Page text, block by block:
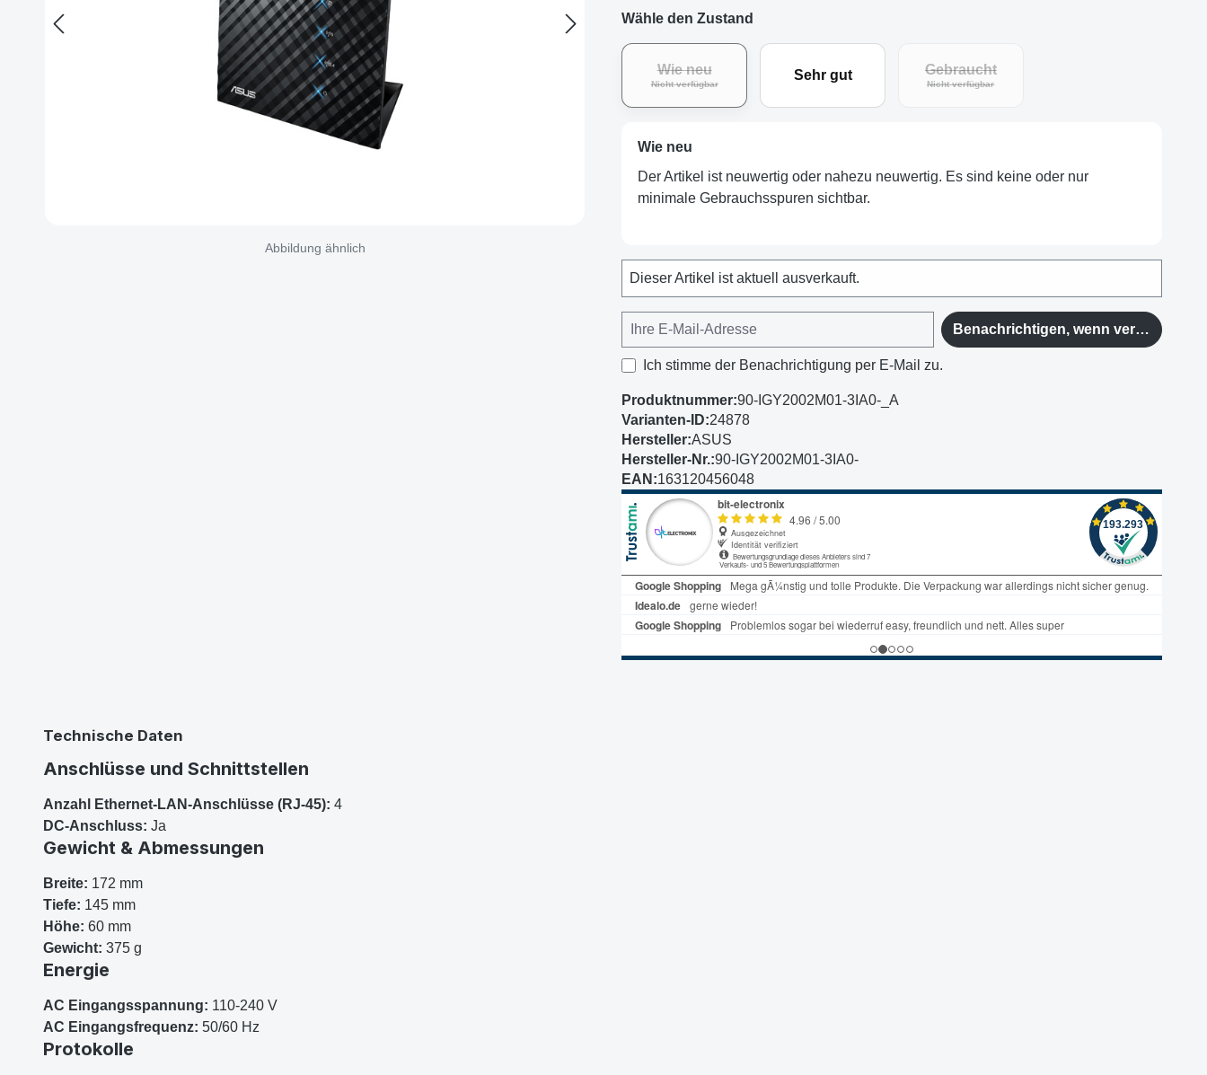
Abbildung ähnlich
Wähle den Zustand
Wie neu
Nicht verfügbar
Sehr gut Gebraucht
Nicht verfügbar
Wie neu
Der Artikel ist neuwertig oder nahezu neuwertig. Es sind keine oder nur
minimale Gebrauchsspuren sichtbar.
Dieser Artikel ist aktuell ausverkauft.
Benachrichtigen, wenn verfügbar
Ich stimme der Benachrichtigung per E-Mail zu.
Produktnummer:90-IGY2002M01-3IA0-_A
Varianten-ID:24878
Hersteller:ASUS
Hersteller-Nr.:90-IGY2002M01-3IA0-
EAN:163120456048
Technische Daten
Anschlüsse und Schnittstellen
Anzahl Ethernet-LAN-Anschlüsse (RJ-45): 4
DC-Anschluss: Ja
Gewicht & Abmessungen
Breite: 172 mm
Tiefe: 145 mm
Höhe: 60 mm
Gewicht: 375 g
Energie
AC Eingangsspannung: 110-240 V
AC Eingangsfrequenz: 50/60 Hz
Protokolle